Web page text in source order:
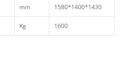
mm 1580*1400*1430
Kg 1600